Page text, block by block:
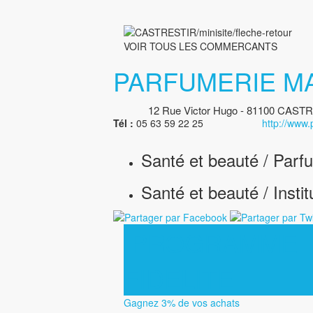
VOIR TOUS LES COMMERCANTS
PARFUMERIE
12 Rue Victor Hugo - 81100
Tél : 05 63 59 22 25 http://
Santé et beauté /
Santé et beauté /
Gagnez 3% de vos achats